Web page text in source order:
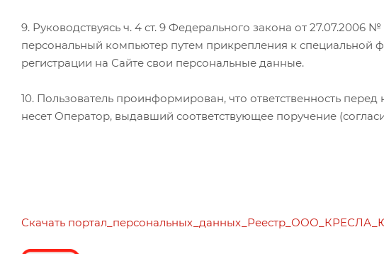
9. Руководствуясь ч. 4 ст. 9 Федерального закона от
персональный компьютер путем прикрепления к
регистрации на Сайте свои персональные данные.
10. Пользователь проинформирован, что ответственность
несет Оператор, выдавший соответствующее поручение
Скачать